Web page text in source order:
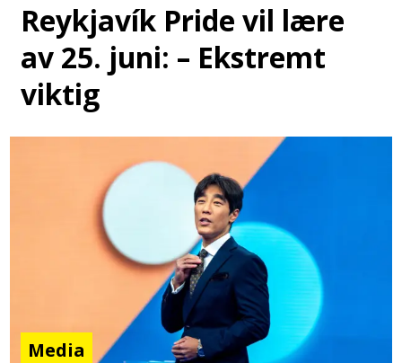
Reykjavík Pride vil lære
av 25. juni: – Ekstremt
viktig
Media